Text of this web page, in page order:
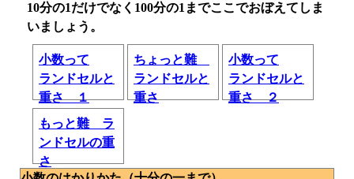
10分の1だけでなく100分の1までここでおぼえてしま
いましょう。
小数って
ランドセルと
重さ １
ちょっと難
ランドセルと
重さ
小数って
ランドセルと
重さ ２
もっと難 ラ
ンドセルの重
さ